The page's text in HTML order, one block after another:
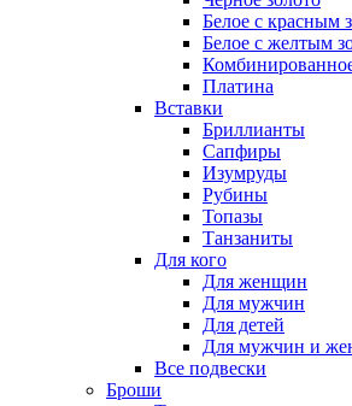
Белое с красным
Белое с желтым
Платина
Вставки
Бриллианты
Сапфиры
Изумруды
Рубины
Топазы
Танзаниты
Для кого
Для женщин
Для мужчин
Для детей
Для мужчин и
Все подвески
Броши